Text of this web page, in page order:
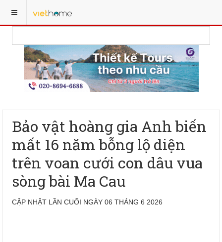
Bảo vật hoàng gia Anh biến
mất 16 năm bỗng lộ diện
trên voan cưới con dâu vua
sòng bài Ma Cau
CẬP NHẬT LẦN CUỐI NGÀY 06 THÁNG 6 2026